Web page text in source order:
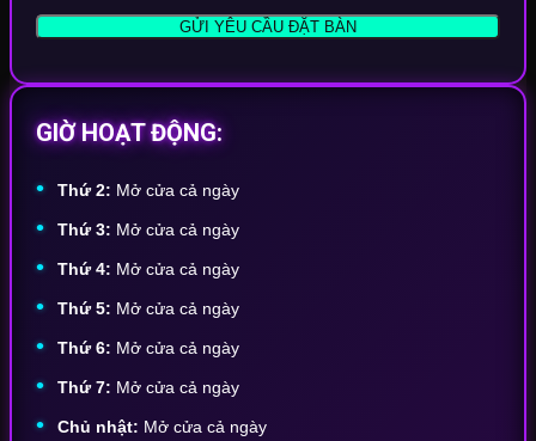
GIỜ HOẠT ĐỘNG:
Thứ 2: Mở cửa cả ngày
Thứ 3: Mở cửa cả ngày
Thứ 4: Mở cửa cả ngày
Thứ 5: Mở cửa cả ngày
Thứ 6: Mở cửa cả ngày
Thứ 7: Mở cửa cả ngày
Chủ nhật: Mở cửa cả ngày